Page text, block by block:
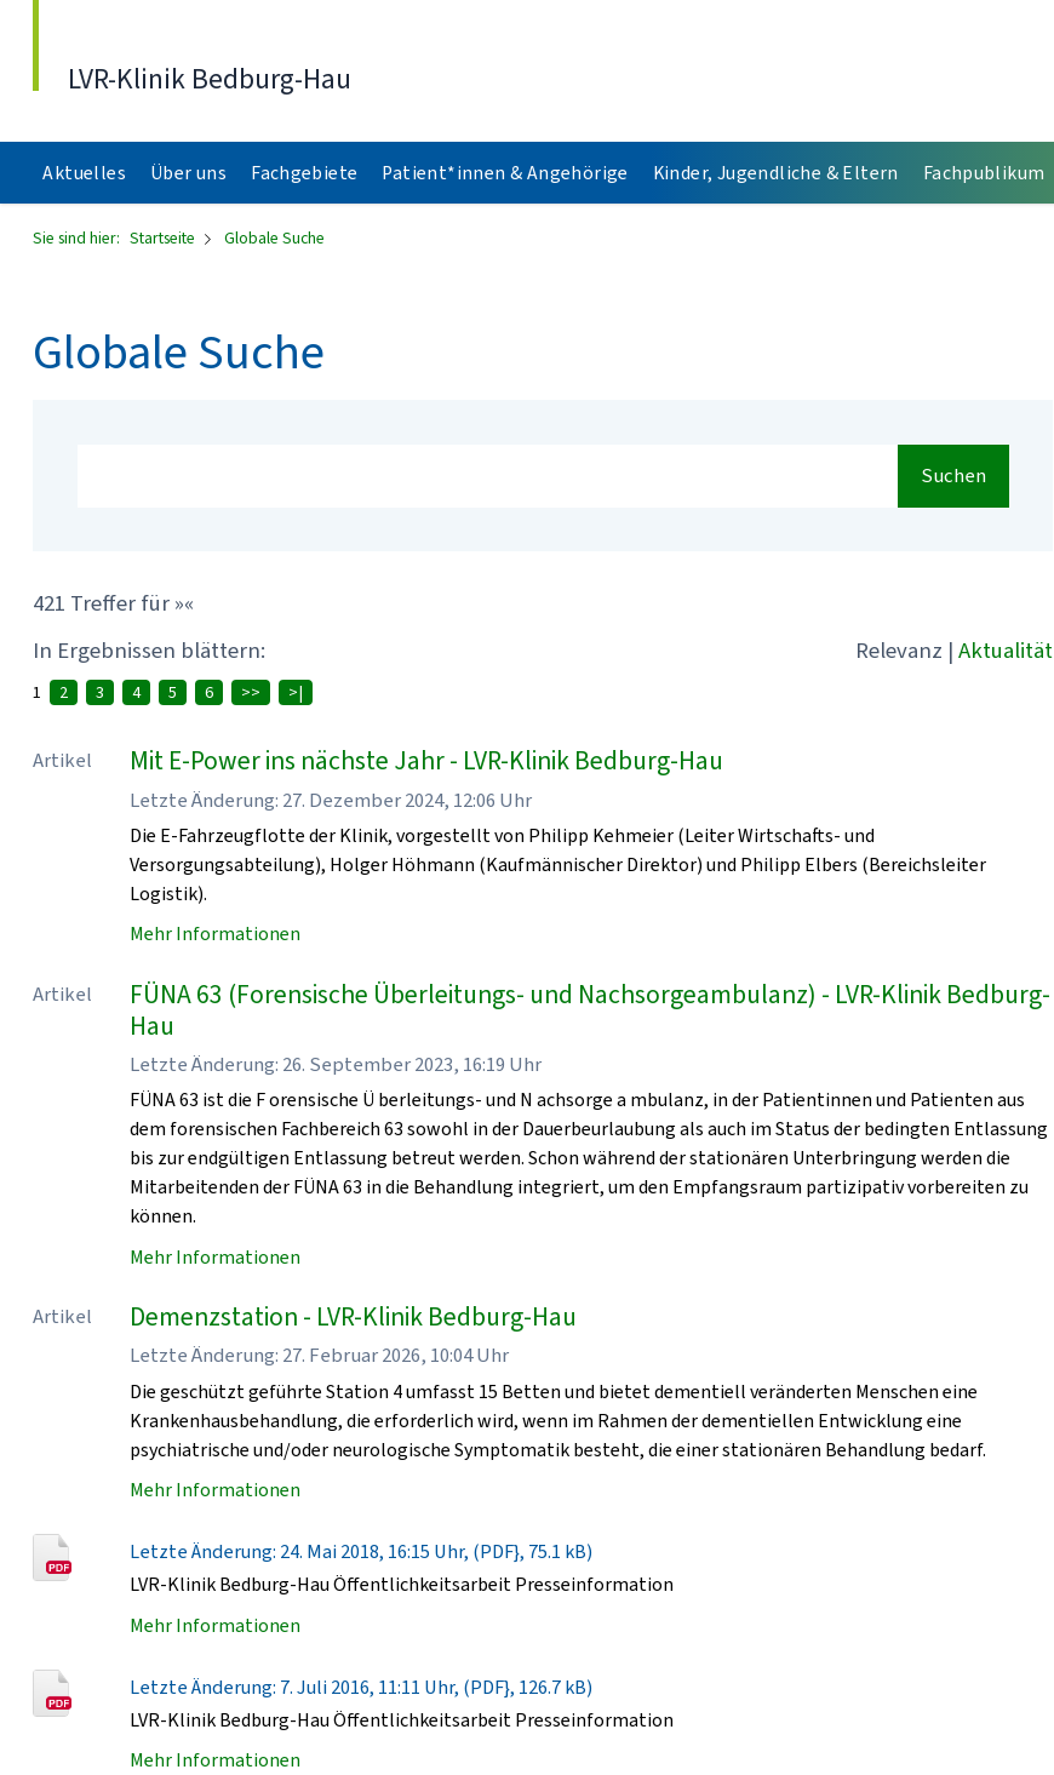
LVR-Klinik Bedburg-Hau
Aktuelles Über uns Fachgebiete Patient*innen & Angehörige Kinder, Jugendliche & Eltern Fachpublikum
Sie sind hier: Startseite Globale Suche
Globale Suche
Suchen
421 Treffer für »«
In Ergebnissen blättern:
Relevanz | Aktualität
1 2 3 4 5 6 >> >|
Artikel Mit E-Power ins nächste Jahr - LVR-Klinik Bedburg-Hau
Letzte Änderung: 27. Dezember 2024, 12:06 Uhr
Die E-Fahrzeugflotte der Klinik, vorgestellt von Philipp Kehmeier (Leiter Wirtschafts- und
Versorgungsabteilung), Holger Höhmann (Kaufmännischer Direktor) und Philipp Elbers (Bereichsleiter
Logistik).
Mehr Informationen
Artikel
FÜNA 63 (Forensische Überleitungs- und Nachsorgeambulanz) - LVR-Klinik Bedburg-
Hau
Letzte Änderung: 26. September 2023, 16:19 Uhr
FÜNA 63 ist die F orensische Ü berleitungs- und N achsorge a mbulanz, in der Patientinnen und Patienten aus
dem forensischen Fachbereich 63 sowohl in der Dauerbeurlaubung als auch im Status der bedingten Entlassung
bis zur endgültigen Entlassung betreut werden. Schon während der stationären Unterbringung werden die
Mitarbeitenden der FÜNA 63 in die Behandlung integriert, um den Empfangsraum partizipativ vorbereiten zu
können.
Mehr Informationen
Artikel Demenzstation - LVR-Klinik Bedburg-Hau
Letzte Änderung: 27. Februar 2026, 10:04 Uhr
Die geschützt geführte Station 4 umfasst 15 Betten und bietet dementiell veränderten Menschen eine
Krankenhausbehandlung, die erforderlich wird, wenn im Rahmen der dementiellen Entwicklung eine
psychiatrische und/oder neurologische Symptomatik besteht, die einer stationären Behandlung bedarf.
Mehr Informationen
Letzte Änderung: 24. Mai 2018, 16:15 Uhr, (PDF}, 75.1 kB)
LVR-Klinik Bedburg-Hau Öffentlichkeitsarbeit Presseinformation
Mehr Informationen
Letzte Änderung: 7. Juli 2016, 11:11 Uhr, (PDF}, 126.7 kB)
LVR-Klinik Bedburg-Hau Öffentlichkeitsarbeit Presseinformation
Mehr Informationen